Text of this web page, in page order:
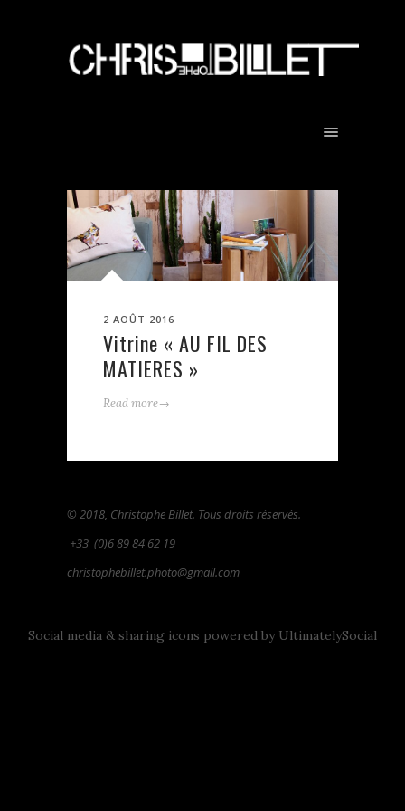
2 AOÛT 2016
Vitrine « AU FIL DES
MATIERES »
Read more→
© 2018, Christophe Billet. Tous droits réservés.
+33 (0)6 89 84 62 19
christophebillet.photo@gmail.com
Social media & sharing icons powered by UltimatelySocial